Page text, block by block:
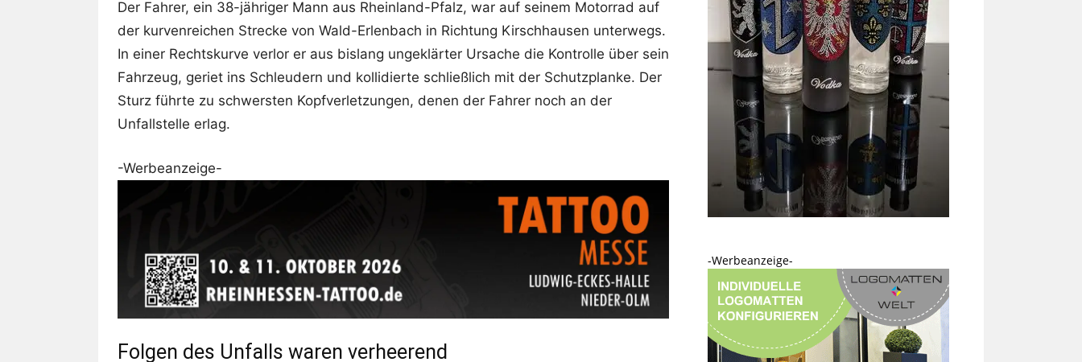
Der Fahrer, ein 38-jähriger Mann aus Rheinland-Pfalz, war auf seinem Motorrad auf
der kurvenreichen Strecke von Wald-Erlenbach in Richtung Kirschhausen unterwegs.
In einer Rechtskurve verlor er aus bislang ungeklärter Ursache die Kontrolle über sein
Fahrzeug, geriet ins Schleudern und kollidierte schließlich mit der Schutzplanke. Der
Sturz führte zu schwersten Kopfverletzungen, denen der Fahrer noch an der
Unfallstelle erlag.
-Werbeanzeige-
Folgen des Unfalls waren verheerend
-Werbeanzeige-